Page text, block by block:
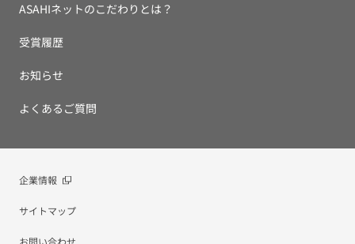
ASAHIネットのこだわりとは？
受賞履歴
お知らせ
よくあるご質問
企業情報
サイトマップ